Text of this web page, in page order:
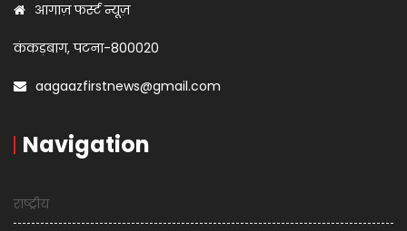
आगाज़ फर्स्ट न्यूज़
कंकड़बाग, पटना-800020
aagaazfirstnews@gmail.com
Navigation
राष्ट्रीय